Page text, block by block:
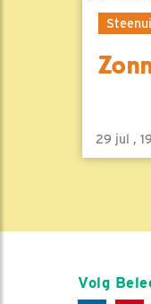
29 jul ,
Volg